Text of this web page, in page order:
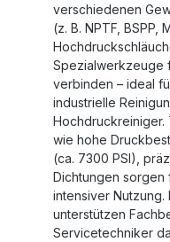
verschiedenen
(z. B. NPTF, BSPP,
Spezialwerkzeuge
verbinden – ideal
industrielle
Hochdruckreiniger.
wie hohe
(ca. 7300 PSI),
Dichtungen sorgen
intensiver Nutzung.
unterstützen
Servicetechniker